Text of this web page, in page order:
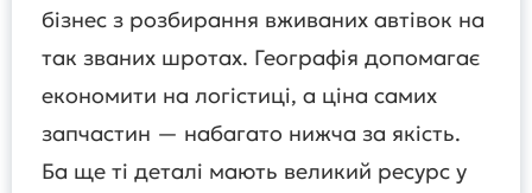
бізнес з розбирання вживаних автівок на
так званих шротах. Географія допомагає
економити на логістиці, а ціна самих
запчастин — набагато нижча за якість.
Ба ще ті деталі мають великий ресурс у